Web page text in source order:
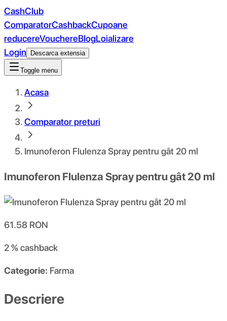
CashClub
ComparatorCashbackCupoane
reducereVouchereBlogLoializare
Login
Descarca extensia
Toggle menu
Acasa
Comparator preturi
Imunoferon Flulenza Spray pentru gât 20 ml
Imunoferon Flulenza Spray pentru gât 20 ml
61.58 RON
2 %cashback
Categorie: Farma
Descriere